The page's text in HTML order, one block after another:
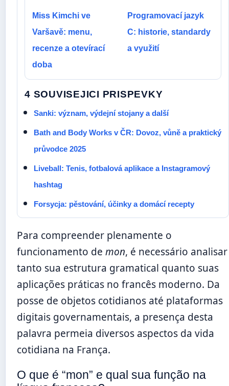
Miss Kimchi ve
Varšavě: menu,
recenze a otevírací
doba
Programovací jazyk
C: historie, standardy
a využití
4 SOUVISEJICI PRISPEVKY
Sanki: význam, výdejní stojany a další
Bath and Body Works v ČR: Dovoz, vůně a praktický
průvodce 2025
Liveball: Tenis, fotbalová aplikace a Instagramový
hashtag
Forsycja: pěstování, účinky a domácí recepty
Para compreender plenamente o
funcionamento de mon, é necessário analisar
tanto sua estrutura gramatical quanto suas
aplicações práticas no francês moderno. Da
posse de objetos cotidianos até plataformas
digitais governamentais, a presença desta
palavra permeia diversos aspectos da vida
cotidiana na França.
O que é “mon” e qual sua função na